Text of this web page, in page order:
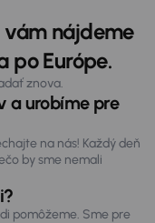
nájdeme
po Európe.
znova.
a urobíme pre
na nás! Každý deň
by sme nemali
pomôžeme. Sme pre